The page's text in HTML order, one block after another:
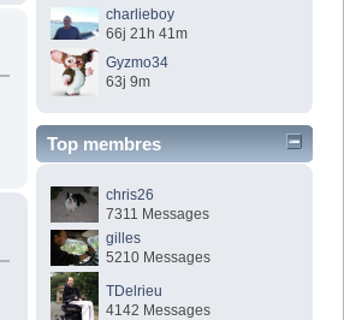
charlieboy
66j 21h 41m
Gyzmo34
63j 9m
Top membres
chris26
7311 Messages
gilles
5210 Messages
TDelrieu
4142 Messages